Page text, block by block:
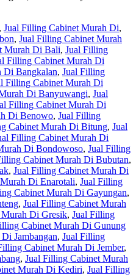
, Jual Filling Cabinet Murah Di,
, Jual Filling Cabinet Murah
Murah Di Bali, Jual Filling
Filling Cabinet Murah Di
Di Bangkalan, Jual Filling
Filling Cabinet Murah Di
Di Banyuwangi, Jual
Filling Cabinet Murah Di
Di Benowo, Jual Filling
Cabinet Murah Di Bitung, Jual
Filling Cabinet Murah Di
Di Bondowoso, Jual Filling
Cabinet Murah Di Bubutan,
, Jual Filling Cabinet Murah Di
Di Enarotali, Jual Filling
Cabinet Murah Di Gayungan,
, Jual Filling Cabinet Murah
Di Gresik, Jual Filling
Cabinet Murah Di Gunung
Jambangan, Jual Filling
Cabinet Murah Di Jember,
, Jual Filling Cabinet Murah
Murah Di Kediri, Jual Filling